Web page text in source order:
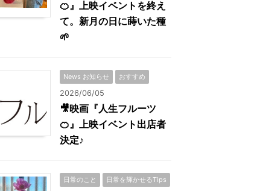
🍊』上映イベントを終え
て。新月の日に蒔いた種
🌱
News お知らせ おすすめ
2026/06/05
🎥映画『人生フルーツ
🍊』上映イベント出店者
決定♪
日常のこと 日常を輝かせるTips